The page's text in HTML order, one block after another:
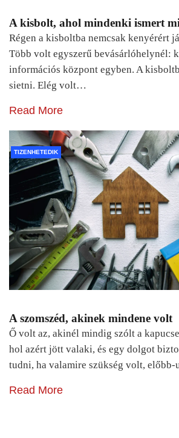
A kisbolt, ahol mindenki ismert
Régen a kisboltba nemcsak kenyérért
Több volt egyszerű bevásárlóhelynél:
információs központ egyben. A
sietni. Elég volt…
Read More
TIZENHETEDIK
A szomszéd, akinek mindene volt
Ő volt az, akinél mindig szólt a
hol azért jött valaki, és egy dolgot
tudni, ha valamire szükség volt,
Read More